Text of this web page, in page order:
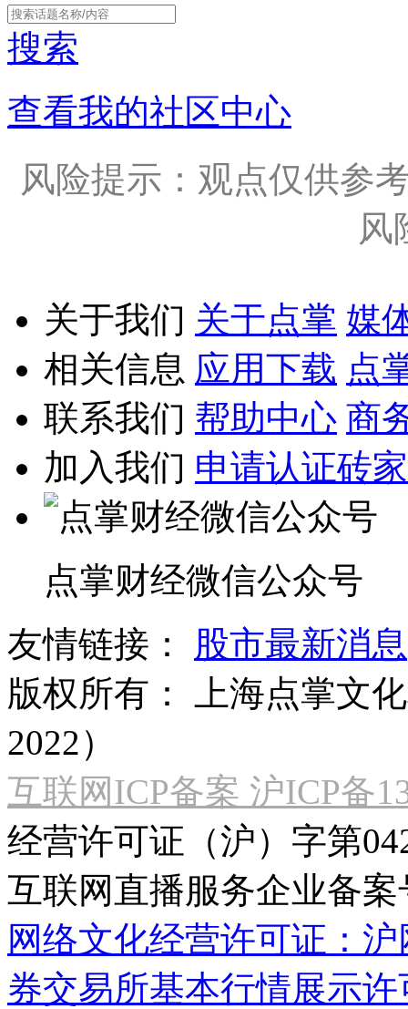
搜索
查看我的社区中心
风险提示：观点仅供参
风
关于我们 关于点掌 媒
相关信息 应用下载 点
联系我们 帮助中心 商
加入我们 申请认证砖家
点掌财经微信公众号
友情链接：
股市最新消息
版权所有：
上海点掌文
2022）
互联网ICP备案 沪ICP备
经营许可证（沪）字第
互联网直播服务企业备案
网络文化经营许可证：
券交易所基本行情展示许